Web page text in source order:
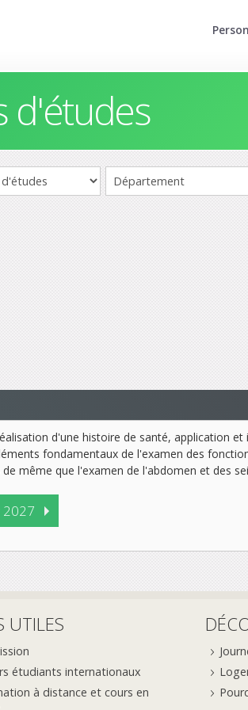
d'études
d'une histoire de santé, application
fondamentaux de l'examen des
même que l'examen de l'abdomen et des
2027
UTILES
étudiants internationaux
à distance et cours en